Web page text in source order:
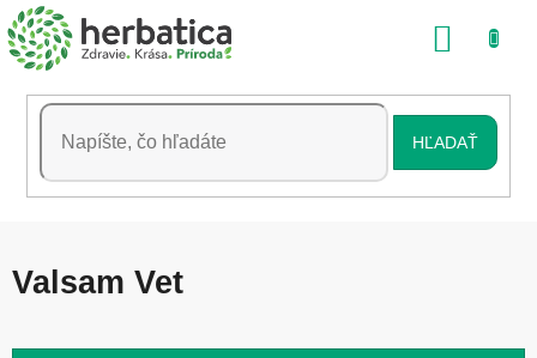
Prejsť
na
obsah
HĽADAŤ
Valsam Vet